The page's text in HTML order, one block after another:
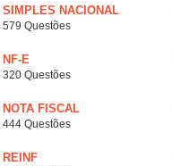
SIMPLES NACIONAL
579 Questões
NF-E
320 Questões
NOTA FISCAL
444 Questões
REINF